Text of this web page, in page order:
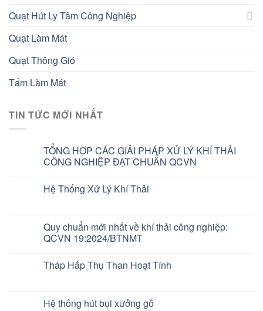
Quạt Hút Ly Tâm Công Nghiệp
Quạt Làm Mát
Quạt Thông Gió
Tấm Làm Mát
TIN TỨC MỚI NHẤT
TỔNG HỢP CÁC GIẢI PHÁP XỬ LÝ KHÍ THẢI
CÔNG NGHIỆP ĐẠT CHUẨN QCVN
Hệ Thống Xử Lý Khí Thải
Quy chuẩn mới nhất về khí thải công nghiệp:
QCVN 19:2024/BTNMT
Tháp Hấp Thụ Than Hoạt Tính
Hệ thống hút bụi xưởng gỗ